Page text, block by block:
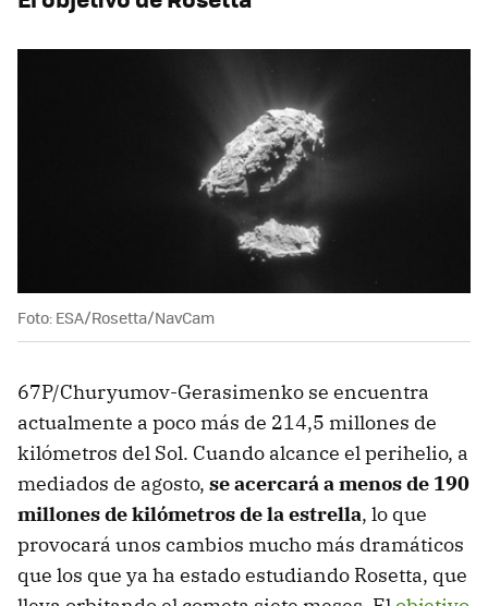
Foto: ESA/Rosetta/NavCam
67P/Churyumov-Gerasimenko se encuentra
actualmente a poco más de 214,5 millones de
kilómetros del Sol. Cuando alcance el perihelio, a
mediados de agosto, se acercará a menos de 190
millones de kilómetros de la estrella, lo que
provocará unos cambios mucho más dramáticos
que los que ya ha estado estudiando Rosetta, que